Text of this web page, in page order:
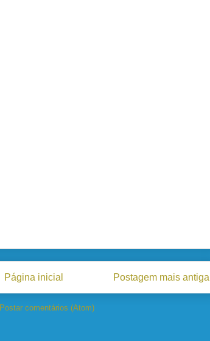
Postagem mais antiga
Página inicial
Postar comentários (Atom)